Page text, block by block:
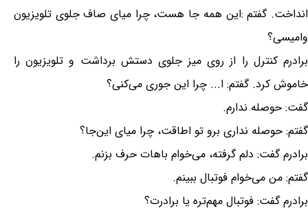
انداخت. گفتم :این همه جا هست، چرا میای صاف جلوی تلویزیون
وامیسی؟
برادرم کنترل را از روی میز جلوی دستش برداشت و تلویزیون را
خاموش کرد. گفتم: ا... چرا این جوری می‌کنی؟
گفت: حوصله ندارم.
گفتم: حوصله نداری برو تو اطاقت، چرا میای این‌جا؟
برادرم گفت: دلم گرفته، می‌خوام باهات حرف بزنم.
گفتم: من می‌خوام فوتبال ببینم.
برادرم گفت: فوتبال مهم‌تره یا برادرت؟